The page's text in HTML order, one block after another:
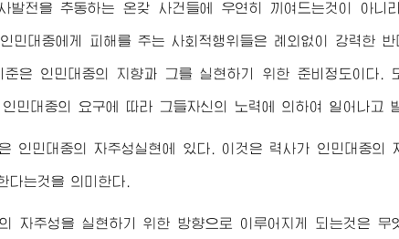
발전을 추동하는 온갖 사건들에 우연히 끼여드는것이 아니
민대중에게 피해를 주는 사회적행위들은 례외없이 강력한
준은 인민대중의 지향과 그를 실현하기 위한 준비정도이다.
민대중의 요구에 따라 그들자신의 노력에 의하여 일어나고
인민대중의 자주성실현에 있다. 이것은 력사가 인민대중의
다는것을 의미한다.
자주성을 실현하기 위한 방향으로 이루어지게 되는것은 무